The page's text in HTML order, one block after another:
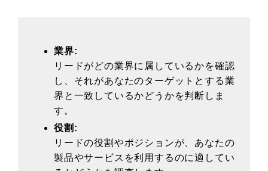
業界:
リードがどの業界に属しているかを確認
し、それがあなたのターゲットとする業
界と一致しているかどうかを判断しま
す。
役割:
リードの役割やポジションが、あなたの
製品やサービスを利用するのに適してい